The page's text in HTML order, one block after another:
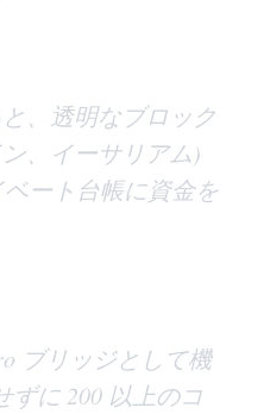
、透明なブロック
、イーサリアム)
ート台帳に資金を
ブリッジとして機
ずに 200 以上のコ